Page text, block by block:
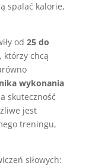
spalać kalorie,
od 25 do
którzy chcą
wykonania
skuteczność
jest
treningu,
siłowych: